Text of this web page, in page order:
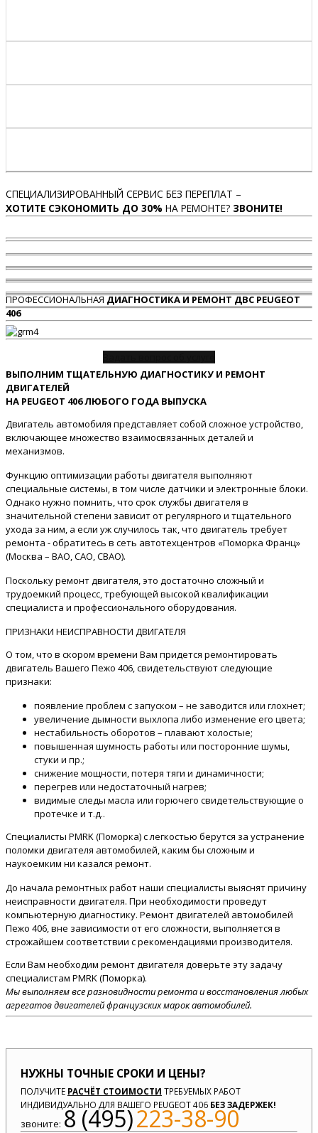
СПЕЦИАЛИЗИРОВАННЫЙ СЕРВИС БЕЗ ПЕРЕПЛАТ –
ХОТИТЕ СЭКОНОМИТЬ ДО 30% НА РЕМОНТЕ? ЗВОНИТЕ!
ПРОФЕССИОНАЛЬНАЯ ДИАГНОСТИКА И РЕМОНТ ДВС PEUGEOT
406
ВЫПОЛНИМ ТЩАТЕЛЬНУЮ ДИАГНОСТИКУ И РЕМОНТ
ДВИГАТЕЛЕЙ
НА PEUGEOT 406 ЛЮБОГО ГОДА ВЫПУСКА
Двигатель автомобиля представляет собой сложное устройство,
включающее множество взаимосвязанных деталей и
механизмов.
Функцию оптимизации работы двигателя выполняют
специальные системы, в том числе датчики и электронные блоки.
Однако нужно помнить, что срок службы двигателя в
значительной степени зависит от регулярного и тщательного
ухода за ним, а если уж случилось так, что двигатель требует
ремонта - обратитесь в сеть автотехцентров «Поморка Франц»
(Москва – ВАО, САО, СВАО).
Поскольку ремонт двигателя, это достаточно сложный и
трудоемкий процесс, требующей высокой квалификации
специалиста и профессионального оборудования.
ПРИЗНАКИ НЕИСПРАВНОСТИ ДВИГАТЕЛЯ
О том, что в скором времени Вам придется ремонтировать
двигатель Вашего Пежо 406, свидетельствуют следующие
признаки:
появление проблем с запуском – не заводится или глохнет;
увеличение дымности выхлопа либо изменение его цвета;
нестабильность оборотов – плавают холостые;
повышенная шумность работы или посторонние шумы,
стуки и пр.;
снижение мощности, потеря тяги и динамичности;
перегрев или недостаточный нагрев;
видимые следы масла или горючего свидетельствующие о
протечке и т.д..
Специалисты PMRK (Поморка) с легкостью берутся за устранение
поломки двигателя автомобилей, каким бы сложным и
наукоемким ни казался ремонт.
До начала ремонтных работ наши специалисты выяснят причину
неисправности двигателя. При необходимости проведут
компьютерную диагностику. Ремонт двигателей автомобилей
Пежо 406, вне зависимости от его сложности, выполняется в
строжайшем соответствии с рекомендациями производителя.
Если Вам необходим ремонт двигателя доверьте эту задачу
специалистам PMRK (Поморка).
Мы выполняем все разновидности ремонта и восстановления любых
агрегатов двигателей французских марок автомобилей.
НУЖНЫ ТОЧНЫЕ СРОКИ И ЦЕНЫ?
ПОЛУЧИТЕ РАСЧЁТ СТОИМОСТИ ТРЕБУЕМЫХ РАБОТ
ИНДИВИДУАЛЬНО ДЛЯ ВАШЕГО PEUGEOT 406 БЕЗ ЗАДЕРЖЕК!
звоните: 8 (495)223-38-90